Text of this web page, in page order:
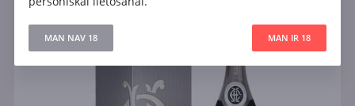
MAN NAV 18 MAN IR 18